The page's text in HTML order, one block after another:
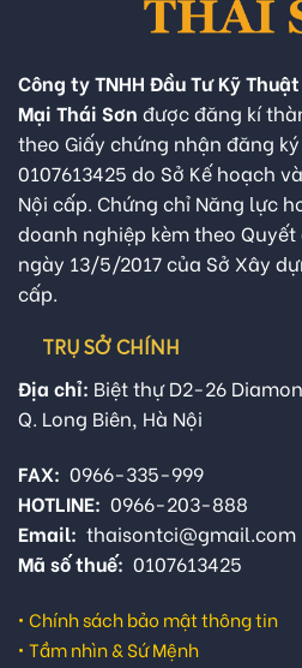
Công ty TNHH Đầu Tư Kỹ
Mại Thái Sơn được đăng kí
theo Giấy chứng nhận đăng
0107613425 do Sở Kế hoạch
Nội cấp. Chứng chỉ Năng lực
doanh nghiệp kèm theo
ngày 13/5/2017 của Sở Xây
cấp.
TRỤ SỞ CHÍNH
Địa chỉ: Biệt thự D2-26
Q. Long Biên, Hà Nội
FAX: 0966-335-999
HOTLINE: 0966-203-888
Email: thaisontci@gmail.com
Mã số thuế: 0107613425
• Chính sách bảo mật thông tin
• Tầm nhìn & Sứ Mệnh